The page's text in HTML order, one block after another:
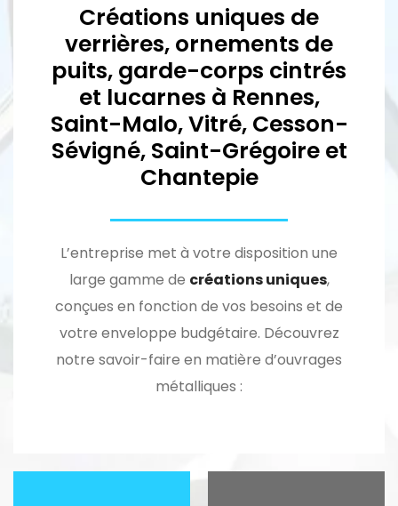
Créations uniques de
verrières, ornements de
puits, garde-corps cintrés
et lucarnes à Rennes,
Saint-Malo, Vitré, Cesson-
Sévigné, Saint-Grégoire et
Chantepie
L’entreprise met à votre disposition une
large gamme de créations uniques,
conçues en fonction de vos besoins et de
votre enveloppe budgétaire. Découvrez
notre savoir-faire en matière d’ouvrages
métalliques :